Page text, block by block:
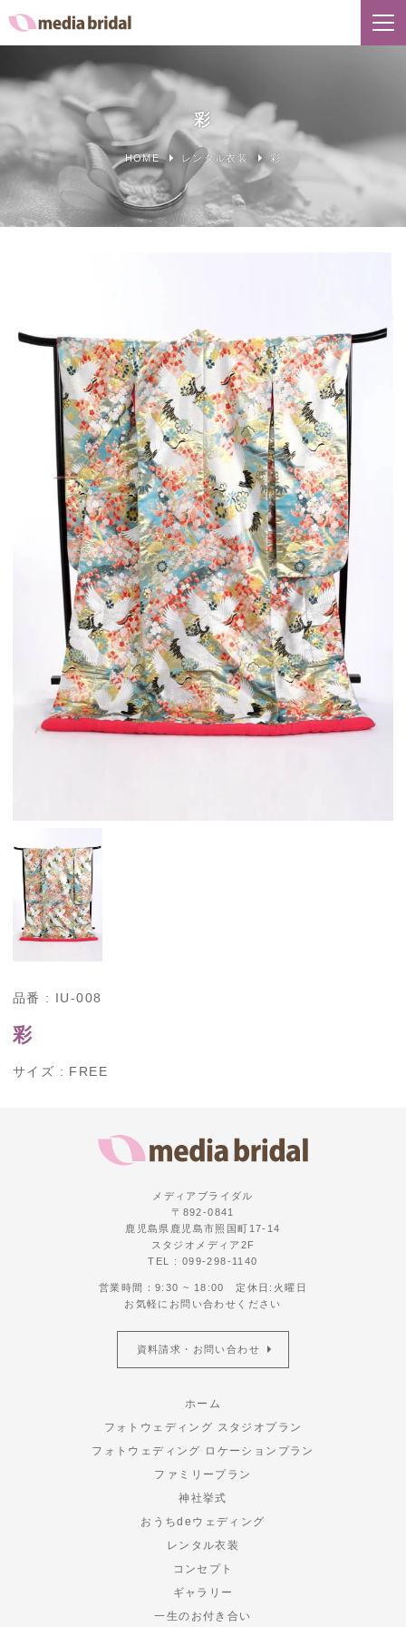
彩
HOME レンタル衣装 彩
品番 : IU-008
彩
サイズ : FREE
メディアブライダル
〒892-0841
鹿児島県鹿児島市照国町17-14
スタジオメディア2F
TEL : 099-298-1140
営業時間：9:30 ~ 18:00 定休日:火曜日
お気軽にお問い合わせください
資料請求・お問い合わせ
ホーム
フォトウェディング スタジオプラン
フォトウェディング ロケーションプラン
ファミリープラン
神社挙式
おうちdeウェディング
レンタル衣装
コンセプト
ギャラリー
一生のお付き合い